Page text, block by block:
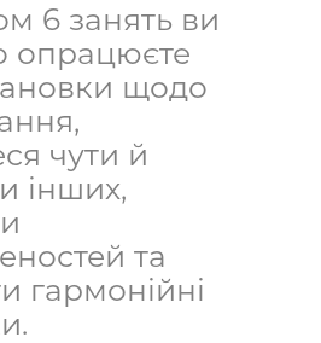
6 занять ви
опрацюєте
щодо
чути й
інших,
та
гармонійні